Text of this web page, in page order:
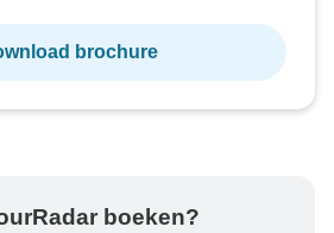
brochure
boeken?